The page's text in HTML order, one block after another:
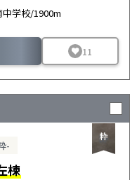
学校/1900m
11
-
棟